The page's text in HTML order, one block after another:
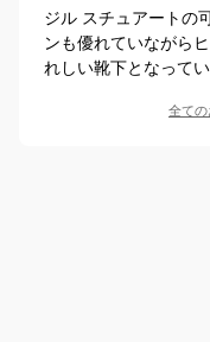
ジル スチュアートの
ンも優れていながら
れしい靴下となってい
全ての